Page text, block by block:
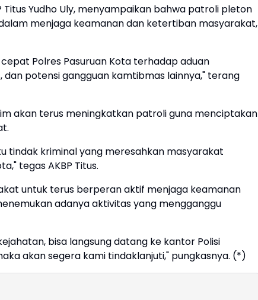
Titus Yudho Uly, menyampaikan bahwa patroli pleton
menjaga keamanan dan ketertiban masyarakat,
Polres Pasuruan Kota terhadap aduan
potensi gangguan kamtibmas lainnya," terang
akan terus meningkatkan patroli guna menciptakan
tindak kriminal yang meresahkan masyarakat
tegas AKBP Titus.
untuk terus berperan aktif menjaga keamanan
adanya aktivitas yang mengganggu
bisa langsung datang ke kantor Polisi
akan segera kami tindaklanjuti," pungkasnya. (*)